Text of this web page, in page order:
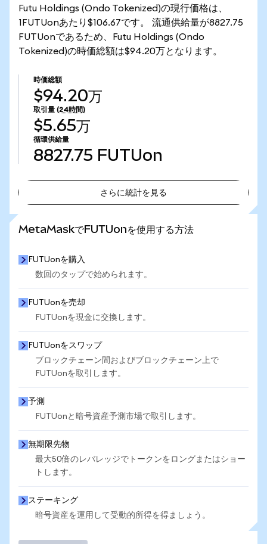
Futu Holdings (Ondo Tokenized)の現行価格は、
1FUTUonあたり$106.67です。 流通供給量が8827.75
FUTUonであるため、Futu Holdings (Ondo
Tokenized)の時価総額は$94.20万となります。
時価総額
$94.20万
取引量 (24時間)
$5.65万
循環供給量
8827.75 FUTUon
さらに統計を見る
MetaMaskでFUTUonを使用する方法
FUTUonを購入
数回のタップで始められます。
FUTUonを売却
FUTUonを現金に交換します。
FUTUonをスワップ
ブロックチェーン間およびブロックチェーン上で
FUTUonを取引します。
予測
FUTUonと暗号資産予測市場で取引します。
無期限先物
最大50倍のレバレッジでトークンをロングまたはショー
トします。
ステーキング
暗号資産を運用して受動的所得を得ましょう。